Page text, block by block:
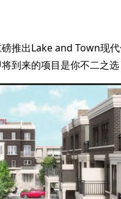
推出Lake and Town现
到来的项目是你不二之